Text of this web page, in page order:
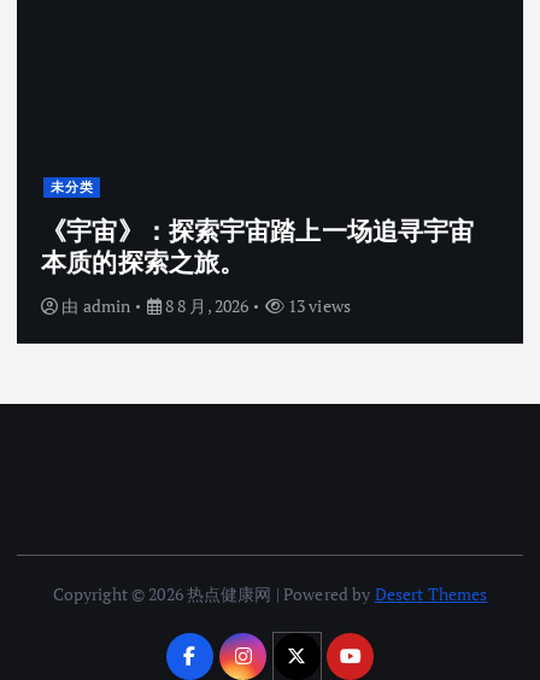
未分类
《宇宙》：探索宇宙踏上一场追寻宇宙
本质的探索之旅。
由 admin 8 8 月, 2026 13 views
Copyright © 2026 热点健康网 | Powered by Desert Themes